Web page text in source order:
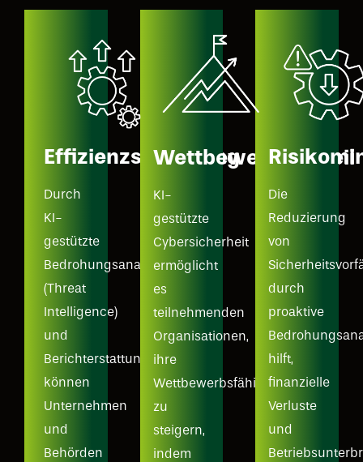
Effizienzsteigerung
Durch
KI-
gestützte
Bedrohungsanalyse
(Threat
Intelligence)
und
Berichterstattung
können
Unternehmen
und
Behörden
Wettbewerbsvorteil
KI-
gestützte
Cybersicherheit
ermöglicht
es
teilnehmenden
Organisationen,
ihre
Wettbewerbsfähigkeit
zu
steigern,
indem
Die
Reduzierung
von
durch
proaktive
hilft,
finanzielle
Verluste
und